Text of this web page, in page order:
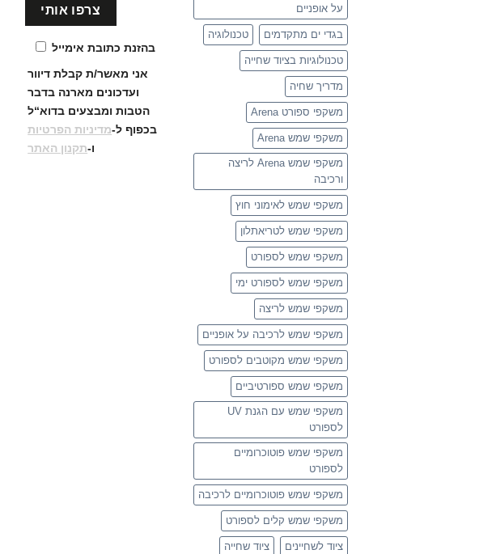
על אופניים
בגדי ים מתקדמים טכנולוגיה
טכנולוגיות בציוד שחייה
מדריך שחיה
משקפי ספורט Arena
משקפי שמש Arena
משקפי שמש Arena לריצה
ורכיבה
משקפי שמש לאימוני חוץ
משקפי שמש לטריאתלון
משקפי שמש לספורט
משקפי שמש לספורט ימי
משקפי שמש לריצה
משקפי שמש לרכיבה על אופניים
משקפי שמש מקוטבים לספורט
משקפי שמש ספורטיביים
משקפי שמש עם הגנת UV
לספורט
משקפי שמש פוטוכרומיים
לספורט
משקפי שמש פוטוכרומיים לרכיבה
משקפי שמש קלים לספורט
ציוד לשחיינים ציוד שחייה
בהזנת כתובת אימייל
אני מאשר/ת קבלת דיוור
ועדכונים מארנה בדבר
הטבות ומבצעים בדוא“ל
בכפוף ל-מדיניות הפרטיות
ו-תקנון האתר